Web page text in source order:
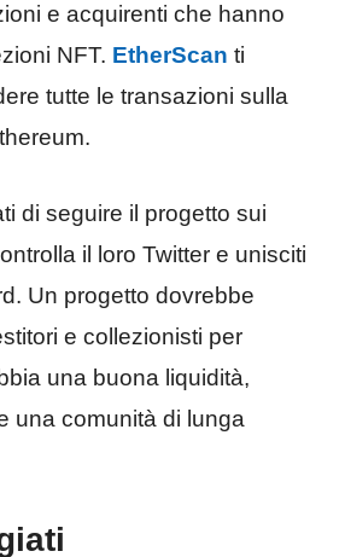
e acquirenti che hanno
NFT. EtherScan ti
tutte le transazioni sulla
di seguire il progetto sui
il loro Twitter e unisciti
Un progetto dovrebbe
e collezionisti per
una buona liquidità,
una comunità di lunga